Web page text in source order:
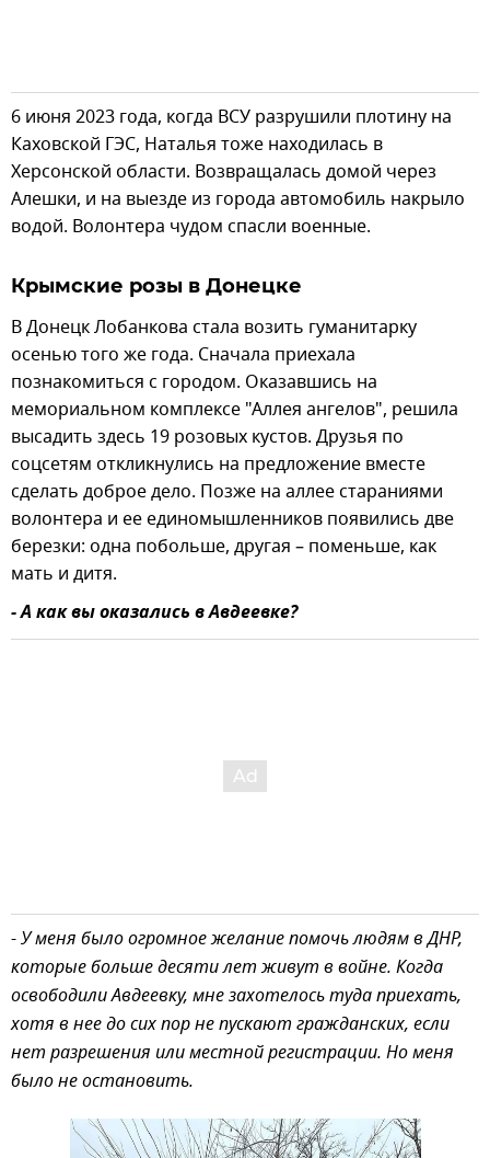
6 июня 2023 года, когда ВСУ разрушили плотину на
Каховской ГЭС, Наталья тоже находилась в
Херсонской области. Возвращалась домой через
Алешки, и на выезде из города автомобиль накрыло
водой. Волонтера чудом спасли военные.
Крымские розы в Донецке
В Донецк Лобанкова стала возить гуманитарку
осенью того же года. Сначала приехала
познакомиться с городом. Оказавшись на
мемориальном комплексе "Аллея ангелов", решила
высадить здесь 19 розовых кустов. Друзья по
соцсетям откликнулись на предложение вместе
сделать доброе дело. Позже на аллее стараниями
волонтера и ее единомышленников появились две
березки: одна побольше, другая – поменьше, как
мать и дитя.
- А как вы оказались в Авдеевке?
-У меня было огромное желание помочь людям в ДНР,
которые больше десяти лет живут в войне. Когда
освободили Авдеевку, мне захотелось туда приехать,
хотя в нее до сих пор не пускают гражданских, если
нет разрешения или местной регистрации. Но меня
было не остановить.